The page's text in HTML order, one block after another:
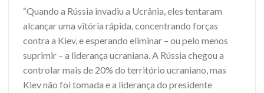
“Quando a Rússia invadiu a Ucrânia, eles tentaram
alcançar uma vitória rápida, concentrando forças
contra a Kiev, e esperando eliminar – ou pelo menos
suprimir – a liderança ucraniana. A Rússia chegou a
controlar mais de 20% do território ucraniano, mas
Kiev não foi tomada e a liderança do presidente